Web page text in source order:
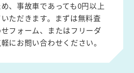
、事故車であっても0円以上
ただきます。まずは無料査
フォーム、またはフリーダ
にお問い合わせください。